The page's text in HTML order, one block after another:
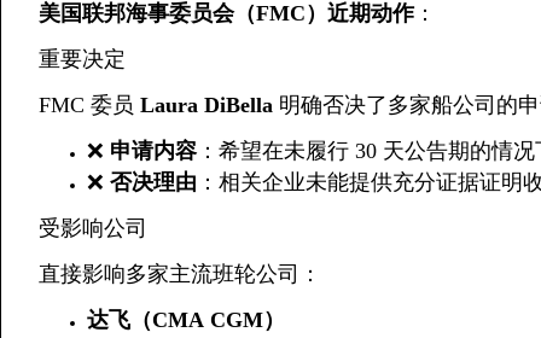
美国联邦海事委员会（FMC）近期动作：
重要决定
FMC 委员 Laura DiBella 明确否决了多家船公司的
❌ 申请内容 ：希望在未履行 30 天公告期的情
❌ 否决理由 ：相关企业未能提供充分证据证明
受影响公司
直接影响多家主流班轮公司：
达飞（CMA CGM）